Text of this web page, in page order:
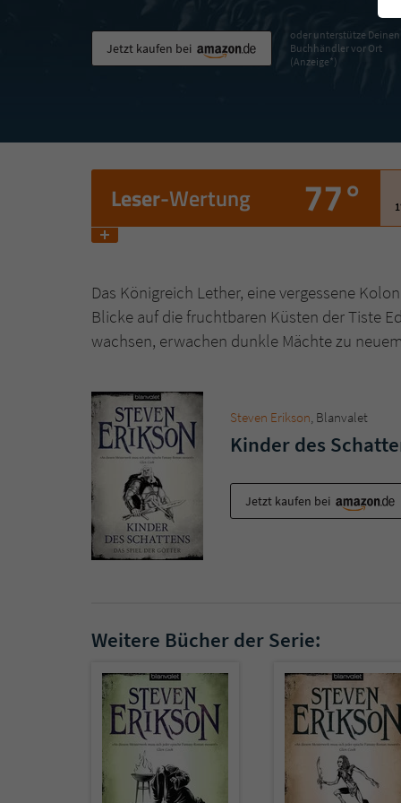
Jetzt kaufen bei
oder unterstütze Deinen
Buchhändler vor Ort
(Anzeige*)
Leser-Wertung 77°
Das Königreich Lether, eine vergessene
Blicke auf die fruchtbaren Küsten der Tiste
wachsen, erwachen dunkle Mächte zu
Steven Erikson, Blanvalet
Kinder des
Jetzt kaufen bei
Weitere Bücher der Serie: